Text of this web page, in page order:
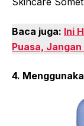
Baca juga: Ini
Puasa,
4.